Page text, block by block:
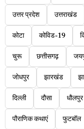
उत्तर प्रदेश उत्तराखंड
कोटा कोविड-19
चुरू छत्तीसगढ़
जोधपुर झारखंड
दिल्ली दौसा धौलपुर
पौराणिक कथाएं फुटबॉल